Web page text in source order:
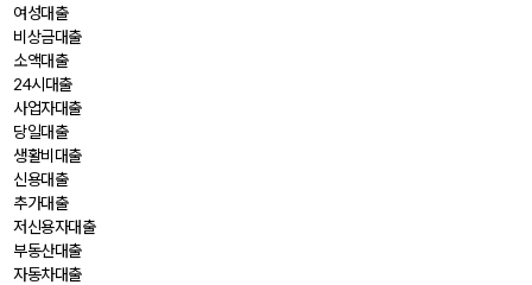
여성대출
비상금대출
소액대출
24시대출
사업자대출
당일대출
생활비대출
신용대출
추가대출
저신용자대출
부동산대출
자동차대출